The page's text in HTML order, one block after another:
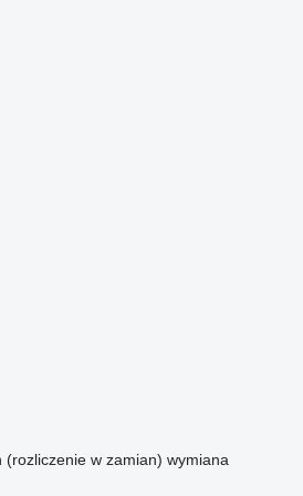
(rozliczenie w zamian) wymiana